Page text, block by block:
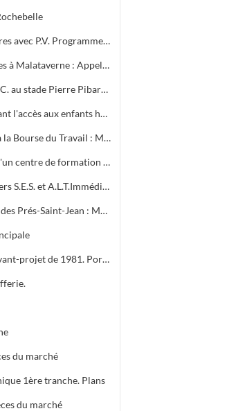
Centre Equestre : Dossier d'appel d'offres avec P.V. Programme du concours. Réunions de chantier
Construction d'un point d'accueil jeunes à Malataverne : Appel d'offres
Aménagement de vestiaires pour l'O.A.C. au stade Pierre Pibarot : Estimatif
C.E.S. Daudet : Aménagement permettant l'accès aux enfants handicapés. Projet et marché public
Rénovation de la toiture du concierge à la Bourse du Travail : Marché public
Construction d'un centre d'accueil et d'un centre de formation pour l'O.A.C. Programme
C.E.S. Diderot : Construction de 2 ateliers S.E.S. et A.L.T.Immédiate. Marché public
Construction du Centre Médico Social des Prés-Saint-Jean : Marché public
Maison pour Tous : Approbation de l'avant-projet de 1981. Portrait de Louis Aragon " un éternel printemps ". Calque de l'aménagement intérieur
du marché
1ère tranche. Plans
du marché